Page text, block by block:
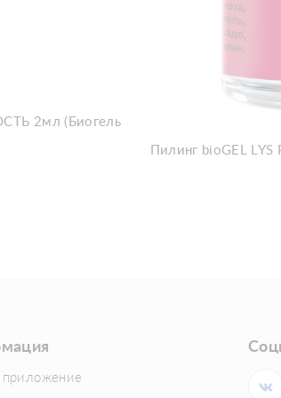
2мл (Биогель
Пилинг bioGEL
приложение